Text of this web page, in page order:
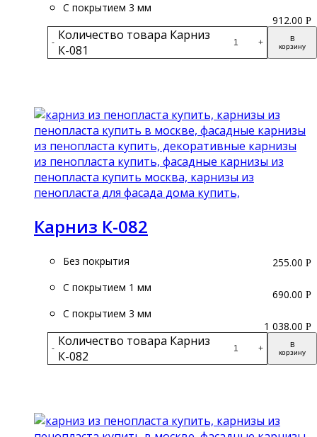
С покрытием 3 мм
- Количество товара Карниз
К-081
+
В
корзину
912.00 Р
Карниз К-082
Без покрытия
С покрытием 1 мм
С покрытием 3 мм
- Количество товара Карниз
К-082
+
В
корзину
255.00 Р
690.00 Р
1 038.00 Р